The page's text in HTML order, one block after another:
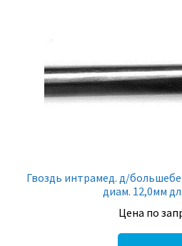
Гвоздь интрамед. д/
диам. 12,0мм
Цена по